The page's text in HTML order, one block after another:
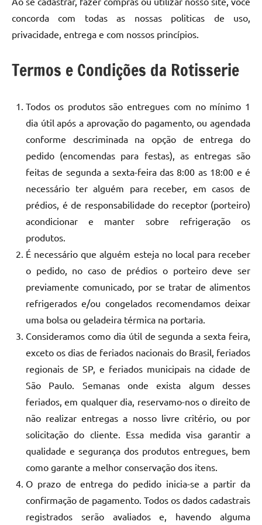
concorda com todas as nossas politicas de uso,
privacidade, entrega e com nossos princípios.
Termos e Condições da Rotisserie
Todos os produtos são entregues com no mínimo 1
dia útil após a aprovação do pagamento, ou agendada
conforme descriminada na opção de entrega do
pedido (encomendas para festas), as entregas são
feitas de segunda a sexta-feira das 8:00 as 18:00 e é
necessário ter alguém para receber, em casos de
prédios, é de responsabilidade do receptor (porteiro)
acondicionar e manter sobre refrigeração os
produtos.
É necessário que alguém esteja no local para receber
o pedido, no caso de prédios o porteiro deve ser
previamente comunicado, por se tratar de alimentos
refrigerados e/ou congelados recomendamos deixar
uma bolsa ou geladeira térmica na portaria.
Consideramos como dia útil de segunda a sexta feira,
exceto os dias de feriados nacionais do Brasil, feriados
regionais de SP, e feriados municipais na cidade de
São Paulo. Semanas onde exista algum desses
feriados, em qualquer dia, reservamo-nos o direito de
não realizar entregas a nosso livre critério, ou por
solicitação do cliente. Essa medida visa garantir a
qualidade e segurança dos produtos entregues, bem
como garante a melhor conservação dos itens.
O prazo de entrega do pedido inicia-se a partir da
confirmação de pagamento. Todos os dados cadastrais
registrados serão avaliados e, havendo alguma